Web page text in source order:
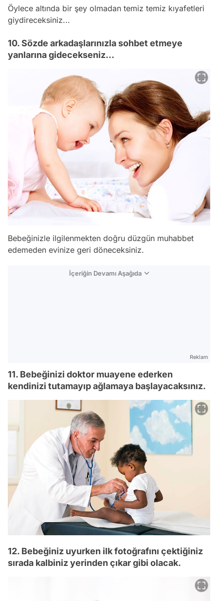
Öylece altında bir şey olmadan temiz temiz kıyafetleri
giydireceksiniz...
10. Sözde arkadaşlarınızla sohbet etmeye
yanlarına gidecekseniz...
Bebeğinizle ilgilenmekten doğru düzgün muhabbet
edemeden evinize geri döneceksiniz.
İçeriğin Devamı Aşağıda
Reklam
11. Bebeğinizi doktor muayene ederken
kendinizi tutamayıp ağlamaya başlayacaksınız.
12. Bebeğiniz uyurken ilk fotoğrafını çektiğiniz
sırada kalbiniz yerinden çıkar gibi olacak.